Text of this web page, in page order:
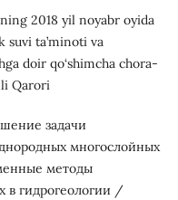
2018 yil noyabr oyida
suvi ta’minoti va
doir qo‘shimcha chora-
Qarori
задачи
многослойных
методы
в гидрогеологии /